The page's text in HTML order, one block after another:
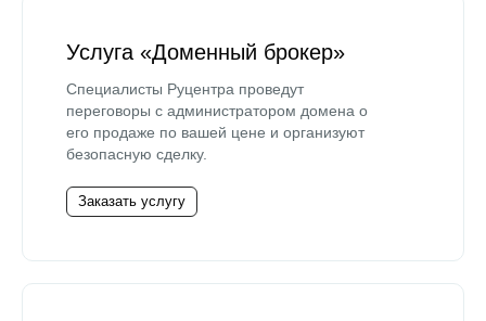
Услуга «Доменный брокер»
Специалисты Руцентра проведут
переговоры с администратором домена о
его продаже по вашей цене и организуют
безопасную сделку.
Заказать услугу